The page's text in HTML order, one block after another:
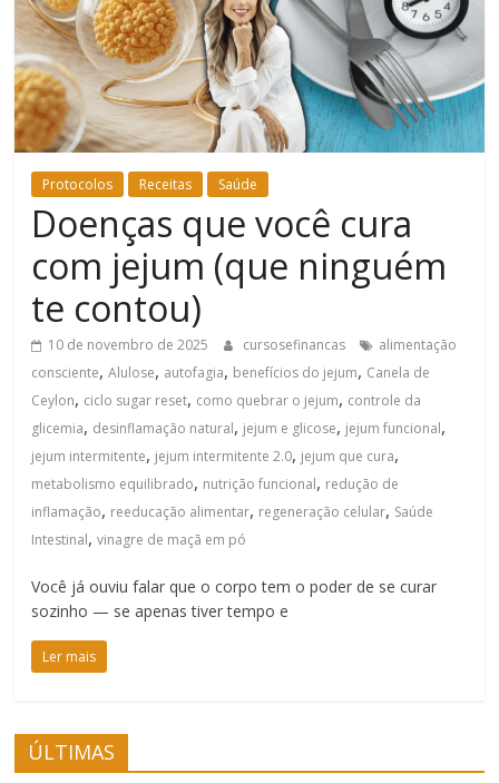
Estar
Protocolos Receitas Saúde
Doenças que você cura
com jejum (que ninguém
te contou)
10 de novembro de 2025 cursosefinancas
alimentação
consciente,Alulose, autofagia, benefícios do jejum, Canela de
Ceylon, ciclo sugar reset, como quebrar o jejum, controle da
glicemia, desinflamação natural, jejum e glicose, jejum funcional,
jejum intermitente, jejum intermitente 2.0, jejum que cura,
metabolismo equilibrado, nutrição funcional, redução de
inflamação, reeducação alimentar, regeneração celular, Saúde
Intestinal,vinagre de maçã em pó
Você já ouviu falar que o corpo tem o poder de se curar
sozinho — se apenas tiver tempo e
Ler mais
ÚLTIMAS